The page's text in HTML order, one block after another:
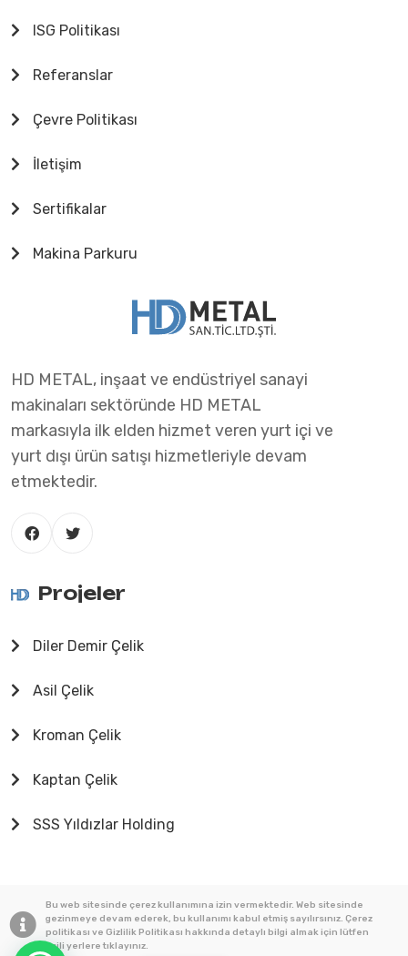
Bu web sitesinde çerez kullanımına izin vermektedir. Web sitesinde
gezinmeye devam ederek, bu kullanımı kabul etmiş sayılırsınız. Çerez
politikası ve Gizlilik Politikası hakkında detaylı bilgi almak için lütfen
ilgili yerlere tıklayınız.
ISG Politikası
Referanslar
Çevre Politikası
İletişim
Sertifikalar
Makina Parkuru
HD METAL, inşaat ve endüstriyel sanayi
makinaları sektöründe HD METAL
markasıyla ilk elden hizmet veren yurt içi ve
yurt dışı ürün satışı hizmetleriyle devam
etmektedir.
Projeler
Diler Demir Çelik
Asil Çelik
Kroman Çelik
Kaptan Çelik
SSS Yıldızlar Holding
© 2025 Tüm Hakları Saklıdır.